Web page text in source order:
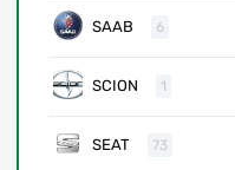
SAAB 6
SCION 1
SEAT 73